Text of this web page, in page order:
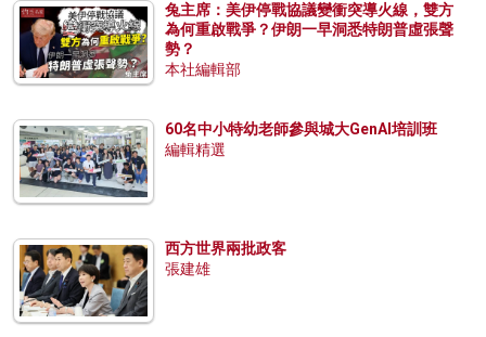
兔主席：美伊停戰協議變衝突導火線，雙方
為何重啟戰爭？伊朗一早洞悉特朗普虛張聲
勢？
本社編輯部
60名中小特幼老師參與城大GenAI培訓班
編輯精選
西方世界兩批政客
張建雄